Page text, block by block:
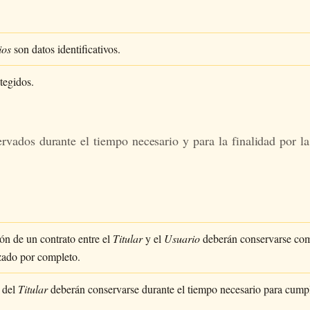
son datos identificativos.
du­ran­te el tiem­po ne­ce­sa­rio y para la fi­na­li­dad por
de un contrato entre el Titulary el Usuariodeberán conservarse
por completo.
Titulardeberán conservarse durante el tiempo necesario para